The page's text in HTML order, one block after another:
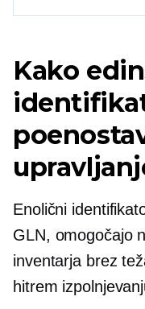
Kako
Enolični
GLN, omogočajo
inventarja brez
hitrem